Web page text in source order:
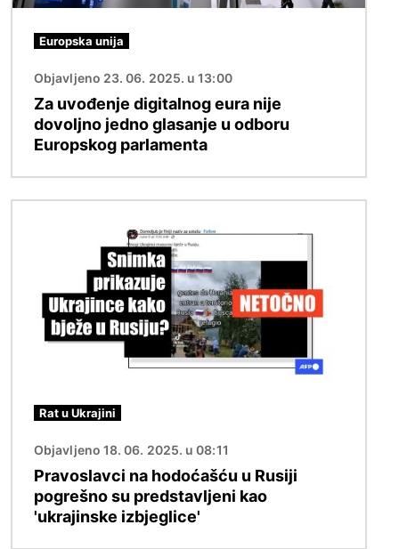
Europska unija
Objavljeno 23. 06. 2025. u 13:00
Za uvođenje digitalnog eura nije
dovoljno jedno glasanje u odboru
Europskog parlamenta
Rat u Ukrajini
Objavljeno 18. 06. 2025. u 08:11
Pravoslavci na hodoćašću u Rusiji
pogrešno su predstavljeni kao
'ukrajinske izbjeglice'